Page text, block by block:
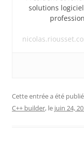
solutions
Cette entrée a été
C++ builder, le juin 24,